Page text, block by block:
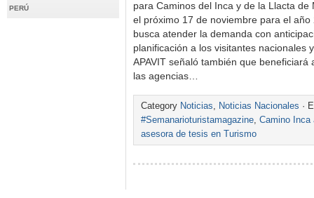
PERÚ
para Caminos del Inca y de la Llacta
el próximo 17 de noviembre para el
busca atender la demanda con
planificación a los visitantes nacionales
APAVIT señaló también que
las agencias…
Category Noticias, Noticias Nacionales ·
#Semanarioturistamagazine, Camino Inca
asesora de tesis en Turismo